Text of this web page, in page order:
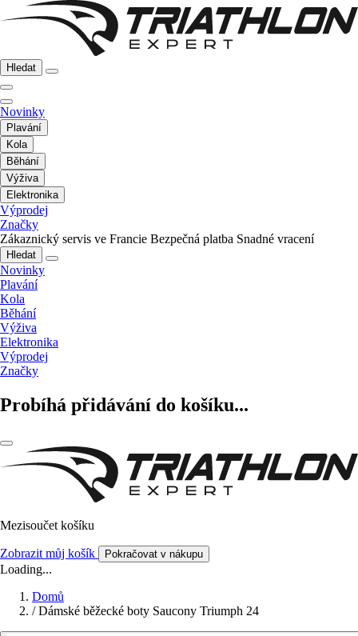
Hledat
Novinky
Plavání
Kola
Běhání
Výživa
Elektronika
Výprodej
Značky
Zákaznický servis ve Francie Bezpečná platba Snadné vracení
Hledat
Novinky
Plavání
Kola
Běhání
Výživa
Elektronika
Výprodej
Značky
Probíhá přidávání do košíku...
Mezisoučet košíku
Zobrazit můj košík Pokračovat v nákupu
Loading...
Domů
/ Dámské běžecké boty Saucony Triumph 24